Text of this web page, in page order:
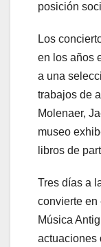
posición
Los
en los años
a una
trabajos de
Molenaer,
museo
libros de
Tres días a
convierte en
Música
actuaciones